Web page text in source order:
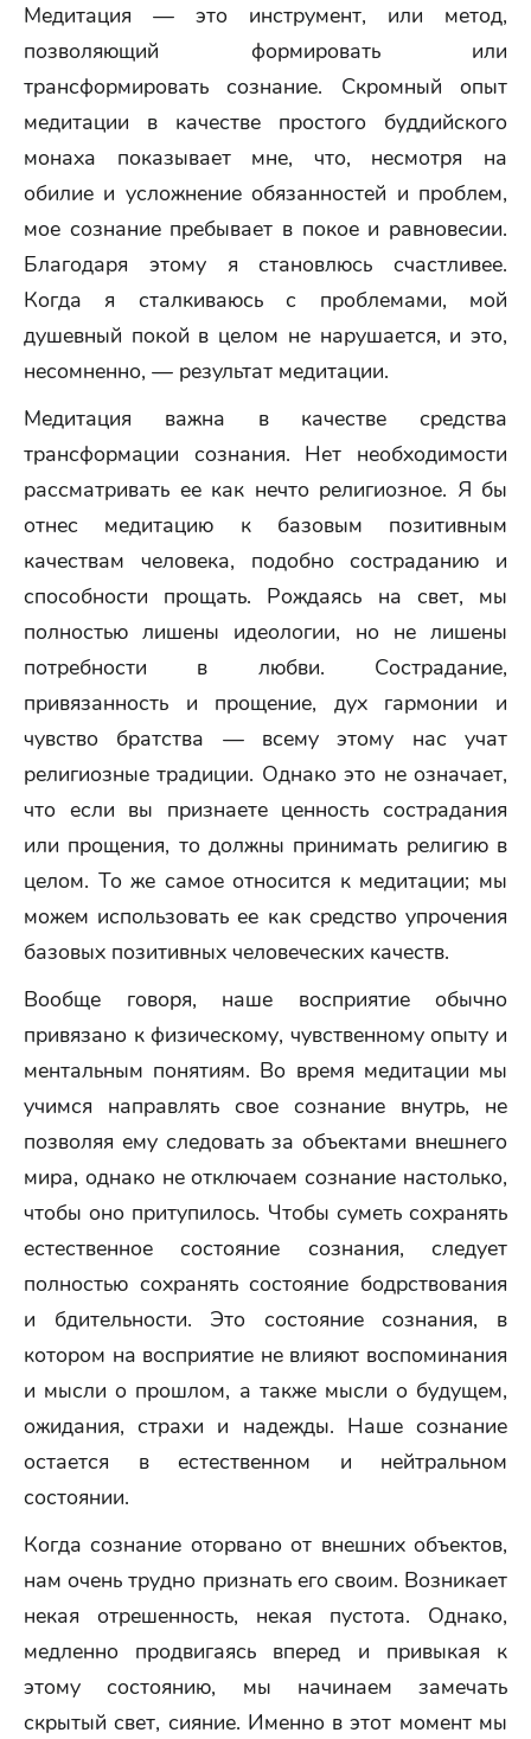
Медитация — это инструмент, или метод,
позволяющий формировать или
трансформировать сознание. Скромный опыт
медитации в качестве простого буддийского
монаха показывает мне, что, несмотря на
обилие и усложнение обязанностей и проблем,
мое сознание пребывает в покое и равновесии.
Благодаря этому я становлюсь счастливее.
Когда я сталкиваюсь с проблемами, мой
душевный покой в целом не нарушается, и это,
несомненно, — результат медитации.
Медитация важна в качестве средства
трансформации сознания. Нет необходимости
рассматривать ее как нечто религиозное. Я бы
отнес медитацию к базовым позитивным
качествам человека, подобно состраданию и
способности прощать. Рождаясь на свет, мы
полностью лишены идеологии, но не лишены
потребности в любви. Сострадание,
привязанность и прощение, дух гармонии и
чувство братства — всему этому нас учат
религиозные традиции. Однако это не означает,
что если вы признаете ценность сострадания
или прощения, то должны принимать религию в
целом. То же самое относится к медитации; мы
можем использовать ее как средство упрочения
базовых позитивных человеческих качеств.
Вообще говоря, наше восприятие обычно
привязано к физическому, чувственному опыту и
ментальным понятиям. Во время медитации мы
учимся направлять свое сознание внутрь, не
позволяя ему следовать за объектами внешнего
мира, однако не отключаем сознание настолько,
чтобы оно притупилось. Чтобы суметь сохранять
естественное состояние сознания, следует
полностью сохранять состояние бодрствования
и бдительности. Это состояние сознания, в
котором на восприятие не влияют воспоминания
и мысли о прошлом, а также мысли о будущем,
ожидания, страхи и надежды. Наше сознание
остается в естественном и нейтральном
состоянии.
Когда сознание оторвано от внешних объектов,
нам очень трудно признать его своим. Возникает
некая отрешенность, некая пустота. Однако,
медленно продвигаясь вперед и привыкая к
этому состоянию, мы начинаем замечать
скрытый свет, сияние. Именно в этот момент мы